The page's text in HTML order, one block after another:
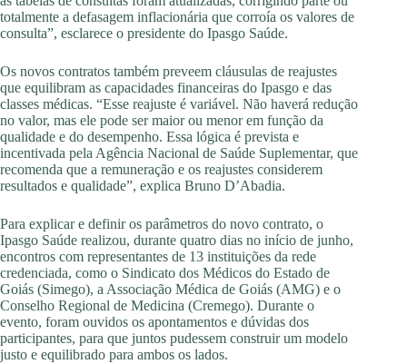
totalmente a defasagem inflacionária que corroía os valores de
consulta”, esclarece o presidente do Ipasgo Saúde.
Os novos contratos também preveem cláusulas de reajustes
que equilibram as capacidades financeiras do Ipasgo e das
classes médicas. “Esse reajuste é variável. Não haverá redução
no valor, mas ele pode ser maior ou menor em função da
qualidade e do desempenho. Essa lógica é prevista e
incentivada pela Agência Nacional de Saúde Suplementar, que
recomenda que a remuneração e os reajustes considerem
resultados e qualidade”, explica Bruno D’Abadia.
Para explicar e definir os parâmetros do novo contrato, o
Ipasgo Saúde realizou, durante quatro dias no início de junho,
encontros com representantes de 13 instituições da rede
credenciada, como o Sindicato dos Médicos do Estado de
Goiás (Simego), a Associação Médica de Goiás (AMG) e o
Conselho Regional de Medicina (Cremego). Durante o
evento, foram ouvidos os apontamentos e dúvidas dos
participantes, para que juntos pudessem construir um modelo
justo e equilibrado para ambos os lados.